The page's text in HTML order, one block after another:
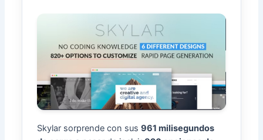
Skylar sorprende con sus961 milisegundos